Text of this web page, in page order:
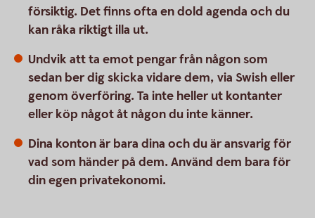
försiktig. Det finns ofta en dold agenda och du
kan råka riktigt illa ut.
Undvik att ta emot pengar från någon som
sedan ber dig skicka vidare dem, via Swish eller
genom överföring. Ta inte heller ut kontanter
eller köp något åt någon du inte känner.
Dina konton är bara dina och du är ansvarig för
vad som händer på dem. Använd dem bara för
din egen privatekonomi.